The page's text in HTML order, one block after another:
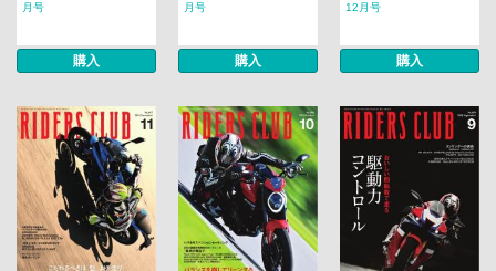
月号
購入
月号
購入
12月号
購入